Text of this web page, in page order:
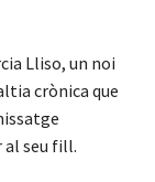
Lliso, un noi
crònica que
al seu fill.